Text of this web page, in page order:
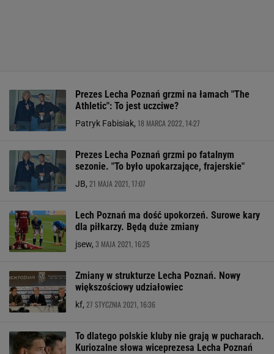
Prezes Lecha Poznań grzmi na łamach "The
Athletic": To jest uczciwe?
Patryk Fabisiak, 18 MARCA 2022, 14:27
Prezes Lecha Poznań grzmi po fatalnym
sezonie. "To było upokarzające, frajerskie"
JB, 21 MAJA 2021, 17:07
Lech Poznań ma dość upokorzeń. Surowe kary
dla piłkarzy. Będą duże zmiany
jsew, 3 MAJA 2021, 16:25
Zmiany w strukturze Lecha Poznań. Nowy
większościowy udziałowiec
kf, 27 STYCZNIA 2021, 16:36
To dlatego polskie kluby nie grają w pucharach.
Kuriozalne słowa wiceprezesa Lecha Poznań